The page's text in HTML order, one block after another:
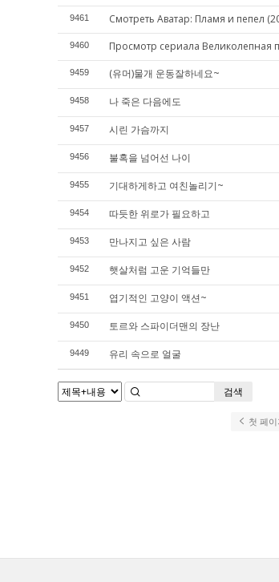
9461 Смотреть Аватар: Пламя и пепел
9460 Просмотр сериала Великолепная
9459 (유머)물개 운동잘하네요~
9458 나 죽은 다음에도
9457 시린 가슴까지
9456 불혹을 넘어선 나이
9455 기대하게하고 여친놀리기~
9454 따듯한 위로가 필요하고
9453 만나지고 싶은 사람
9452 햇살처럼 고운 기억들만
9451 엽기적인 고양이 액션~
9450 토르와 스파이더맨의 장난
9449 유리 속으로 얼굴
검색
첫 페이